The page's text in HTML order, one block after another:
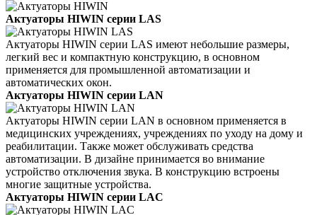
Актуаторы HIWIN серии LAS
Актуаторы HIWIN серии LAS имеют небольшие размеры,
легкий вес и компактную конструкцию, в основном
применяется для промышленной автоматизации и
автоматических окон.
Актуаторы HIWIN серии LAN
Актуаторы HIWIN серии LAN в основном применяется в
медицинских учреждениях, учреждениях по уходу на дому и
реабилитации. Также может обслуживать средства
автоматизации. В дизайне принимается во внимание
устройство отключения звука. В конструкцию встроены
многие защитные устройства.
Актуаторы HIWIN серии LAC